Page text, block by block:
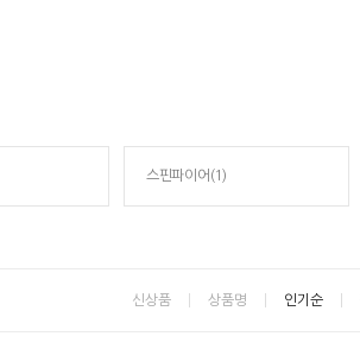
스핀파이어(1)
신상품 상품명 인기순